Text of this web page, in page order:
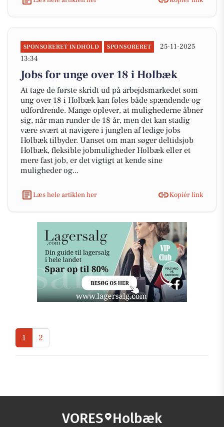
SPONSORERET INDHOLD SPONSORERET
25-11-2025
13:34
Jobs for unge over 18 i Holbæk
At tage de første skridt ud på arbejdsmarkedet som
ung over 18 i Holbæk kan føles både spændende og
udfordrende. Mange oplever, at mulighederne åbner
sig, når man runder de 18 år, men det kan stadig
være svært at navigere i junglen af ledige jobs
Holbæk tilbyder. Uanset om man søger deltidsjob
Holbæk, fleksible jobmuligheder Holbæk eller et
mere fast job, er det vigtigt at kende sine
muligheder og...
Læs hele artiklen her Kopiér link
1 2
VORES Holbæk